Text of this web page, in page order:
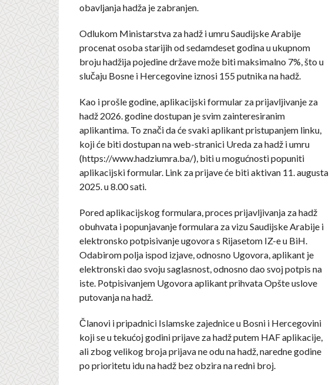
obavljanja hadža je zabranjen.
Odlukom Ministarstva za hadž i umru Saudijske Arabije
procenat osoba starijih od sedamdeset godina u ukupnom
broju hadžija pojedine države može biti maksimalno 7%, što u
slučaju Bosne i Hercegovine iznosi 155 putnika na hadž.
Kao i prošle godine, aplikacijski formular za prijavljivanje za
hadž 2026. godine dostupan je svim zainteresiranim
aplikantima. To znači da će svaki aplikant pristupanjem linku,
koji će biti dostupan na web-stranici Ureda za hadž i umru
(https://www.hadziumra.ba/), biti u mogućnosti popuniti
aplikacijski formular. Link za prijave će biti aktivan 11. augusta
2025. u 8.00 sati.
Pored aplikacijskog formulara, proces prijavljivanja za hadž
obuhvata i popunjavanje formulara za vizu Saudijske Arabije i
elektronsko potpisivanje ugovora s Rijasetom IZ-e u BiH.
Odabirom polja ispod izjave, odnosno Ugovora, aplikant je
elektronski dao svoju saglasnost, odnosno dao svoj potpis na
iste. Potpisivanjem Ugovora aplikant prihvata Opšte uslove
putovanja na hadž.
Članovi i pripadnici Islamske zajednice u Bosni i Hercegovini
koji se u tekućoj godini prijave za hadž putem HAF aplikacije,
ali zbog velikog broja prijava ne odu na hadž, naredne godine
po prioritetu idu na hadž bez obzira na redni broj.